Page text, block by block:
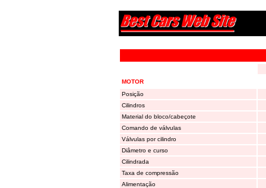
MOTOR
Posição
Cilindros
Material do bloco/cabeçote
Comando de válvulas
Válvulas por cilindro
Diâmetro e curso
Cilindrada
Taxa de compressão
Alimentação